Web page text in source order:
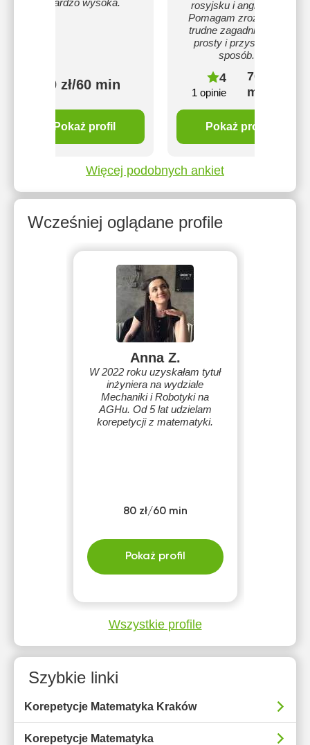
bardzo wysoka.
70 zł/60 min
Pokaż profil
rosyjsku i angielsku.
Pomagam zrozumieć
trudne zagadnienia w
prosty i przystępny
sposób.
4
1 opinie
70 zł/60
min
Pokaż profil
Więcej podobnych ankiet
Wcześniej oglądane profile
Anna Z.
W 2022 roku uzyskałam tytuł
inżyniera na wydziale
Mechaniki i Robotyki na
AGHu. Od 5 lat udzielam
korepetycji z matematyki.
80 zł/60 min
Pokaż profil
Wszystkie profile
Szybkie linki
Korepetycje Matematyka Kraków
Korepetycje Matematyka